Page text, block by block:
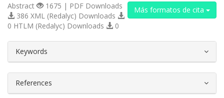
Más formatos de cita
Abstract
1675 | PDF Downloads
386 XML (Redalyc) Downloads
0 HTLM (Redalyc) Downloads
0
Keywords
References